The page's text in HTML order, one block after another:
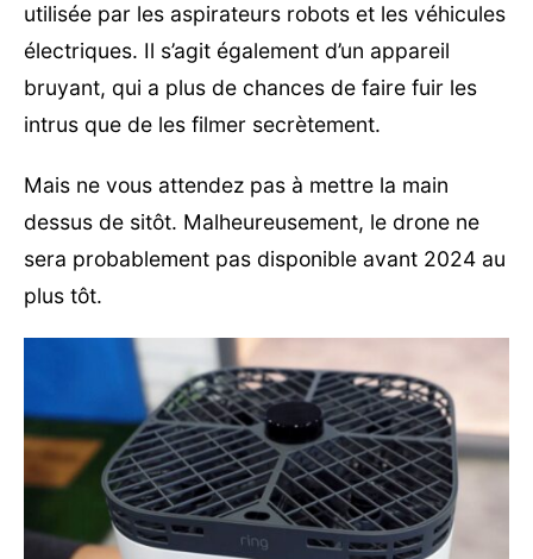
utilisée par les aspirateurs robots et les véhicules
électriques. Il s’agit également d’un appareil
bruyant, qui a plus de chances de faire fuir les
intrus que de les filmer secrètement.
Mais ne vous attendez pas à mettre la main
dessus de sitôt. Malheureusement, le drone ne
sera probablement pas disponible avant 2024 au
plus tôt.